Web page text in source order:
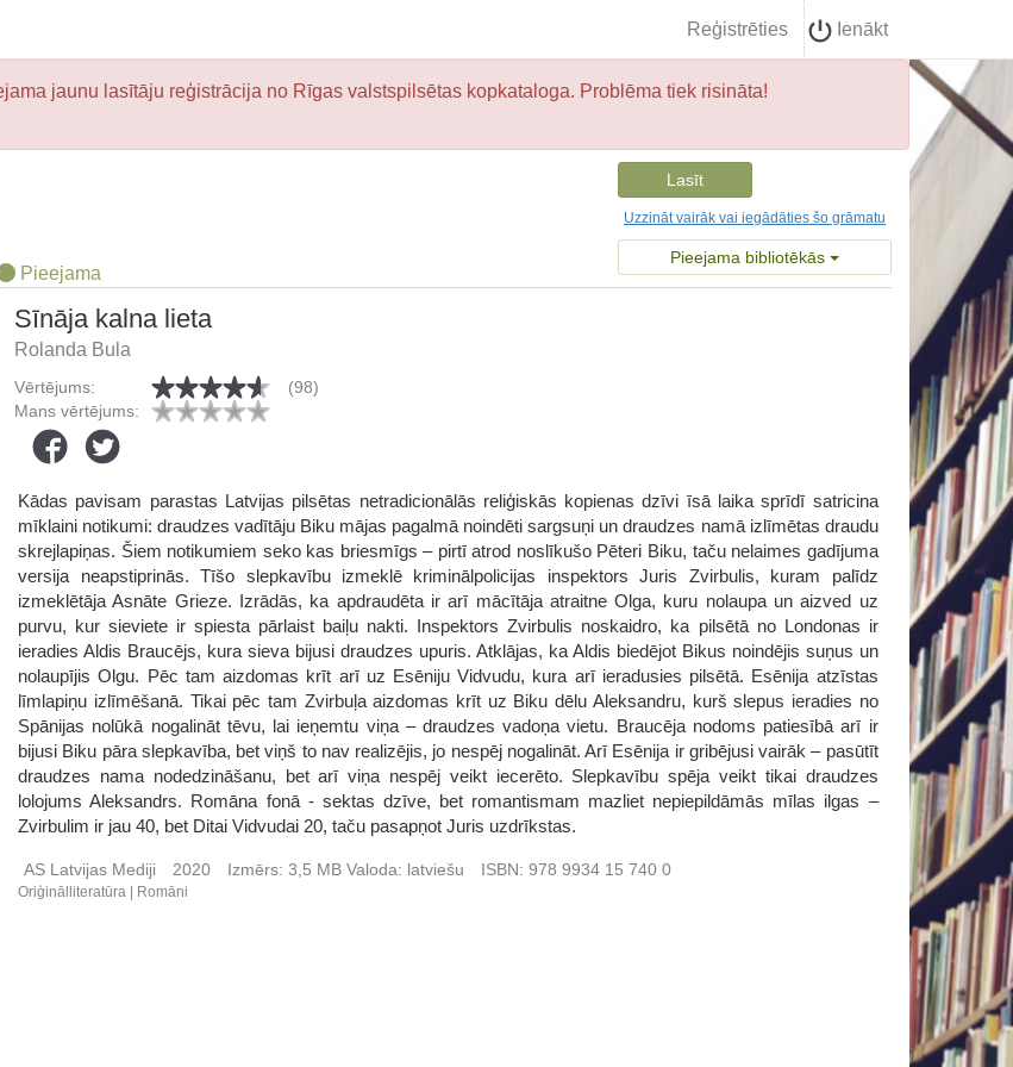
Reģistrēties Ienākt
jaunu lasītāju reģistrācija no Rīgas valstspilsētas kopkataloga. Problēma tiek risināta!
Lasīt
Uzzināt vairāk vai iegādāties šo grāmatu
Pieejama bibliotēkās
Pieejama
Sīnāja kalna lieta
Rolanda Bula
Vērtējums:
(98)
Mans vērtējums:
Kādas pavisam parastas Latvijas pilsētas netradicionālās reliģiskās kopienas dzīvi īsā laika sprīdī satricina
mīklaini notikumi: draudzes vadītāju Biku mājas pagalmā noindēti sargsuņi un draudzes namā izlīmētas draudu
skrejlapiņas. Šiem notikumiem seko kas briesmīgs – pirtī atrod noslīkušo Pēteri Biku, taču nelaimes gadījuma
versija neapstiprinās. Tīšo slepkavību izmeklē kriminālpolicijas inspektors Juris Zvirbulis, kuram palīdz
izmeklētāja Asnāte Grieze. Izrādās, ka apdraudēta ir arī mācītāja atraitne Olga, kuru nolaupa un aizved uz
purvu, kur sieviete ir spiesta pārlaist baiļu nakti. Inspektors Zvirbulis noskaidro, ka pilsētā no Londonas ir
ieradies Aldis Braucējs, kura sieva bijusi draudzes upuris. Atklājas, ka Aldis biedējot Bikus noindējis suņus un
nolaupījis Olgu. Pēc tam aizdomas krīt arī uz Esēniju Vidvudu, kura arī ieradusies pilsētā. Esēnija atzīstas
līmlapiņu izlīmēšanā. Tikai pēc tam Zvirbuļa aizdomas krīt uz Biku dēlu Aleksandru, kurš slepus ieradies no
Spānijas nolūkā nogalināt tēvu, lai ieņemtu viņa – draudzes vadoņa vietu. Braucēja nodoms patiesībā arī ir
bijusi Biku pāra slepkavība, bet viņš to nav realizējis, jo nespēj nogalināt. Arī Esēnija ir gribējusi vairāk – pasūtīt
draudzes nama nodedzināšanu, bet arī viņa nespēj veikt iecerēto. Slepkavību spēja veikt tikai draudzes
lolojums Aleksandrs. Romāna fonā - sektas dzīve, bet romantismam mazliet nepiepildāmās mīlas ilgas –
Zvirbulim ir jau 40, bet Ditai Vidvudai 20, taču pasapņot Juris uzdrīkstas.
AS Latvijas Mediji 2020 Izmērs: 3,5 MBValoda: latviešu ISBN: 978 9934 15 740 0
Oriģinālliteratūra Romāni